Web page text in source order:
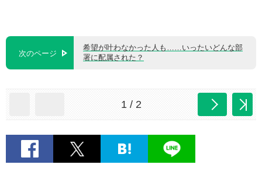
次のページ
希望が叶わなかった人も……いったいどんな部
署に配属された？
1 / 2